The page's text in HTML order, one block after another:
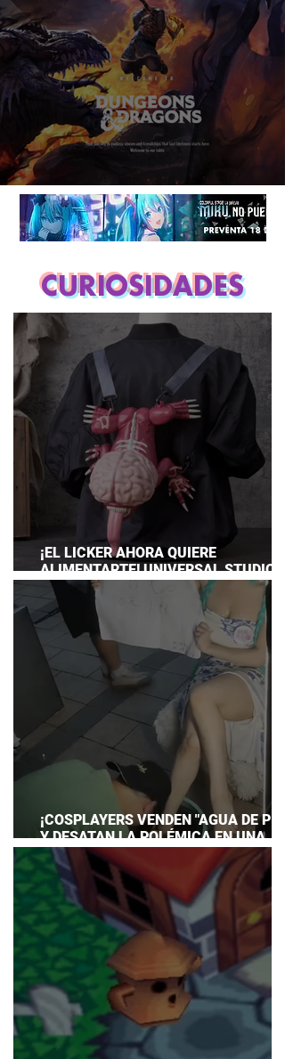
DUNGEONS & DRAGONS ¿TE ATREVES?
CURIOSIDADES
¡EL LICKER AHORA QUIERE
ALIMENTARTE! UNIVERSAL STUDIOS
JAPAN PRESENTA SU TERRORÍFICA
COLECCIÓN DE RESIDENT EVIL
¡COSPLAYERS VENDEN "AGUA DE
Y DESATAN LA POLÉMICA EN UNA
CONVENCIÓN DE ANIME!